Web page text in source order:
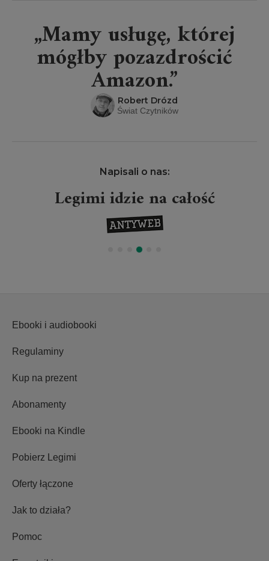
„Mamy usługę, której
mógłby pozazdrościć
Amazon.”
Robert Drózd
Świat Czytników
Napisali o nas:
Legimi idzie na całość
Ebooki i audiobooki
Regulaminy
Kup na prezent
Abonamenty
Ebooki na Kindle
Pobierz Legimi
Oferty łączone
Jak to działa?
Pomoc